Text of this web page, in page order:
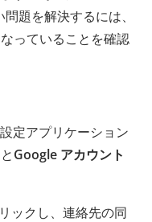
題を解決するには、
っていることを確認
定アプリケーション
Google アカウント
ックし、連絡先の同